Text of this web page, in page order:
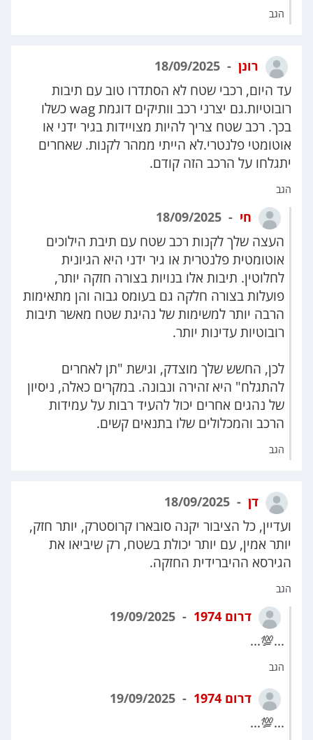
הגב
רונן
עד היום, רכבי שטח לא הסתדרו טוב עם תיבות
רובוטיות.גם יצרני רכב וותיקים דוגמת wag כשלו
בכך. רכב שטח צריך להיות מצויידות בגיר ידני או
אוטומטי פלנטרי.לא הייתי ממהר לקנות. שאחרים
יתגלחו על הרכב הזה קודם.
הגב
חי
העצה שלך לקנות רכב שטח עם תיבת הילוכים
אוטומטית פלנטרית או גיר ידני היא הגיונית
לחלוטין. תיבות אלו בנויות בצורה חזקה יותר,
פועלות בצורה חלקה גם בעומס גבוה והן מתאימות
הרבה יותר למשימות של נהיגת שטח מאשר תיבות
רובוטיות עדינות יותר.
לכן, החשש שלך מוצדק, וגישת "תן לאחרים
להתגלח" היא זהירה ונבונה. במקרים כאלה, ניסיון
של נהגים אחרים יכול להעיד רבות על עמידות
הרכב והמכלולים שלו בתנאים קשים.
הגב
דן
ועדיין, כל הציבור יקנה סובארו קרוסטרק, יותר חזק,
יותר אמין, עם יותר יכולת בשטח, רק שיביאו את
הגירסא ההיברידית החזקה.
הגב
דרום 1974
...💯...
הגב
דרום 1974
...💯...